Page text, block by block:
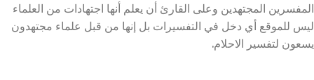
المفسرين المجتهدين وعلى القارئ أن يعلم أنها اجتهادات من العلماء
ليس للموقع أي دخل في التفسيرات بل إنها من قبل علماء مجتهدون
يسعون لتفسير الاحلام.